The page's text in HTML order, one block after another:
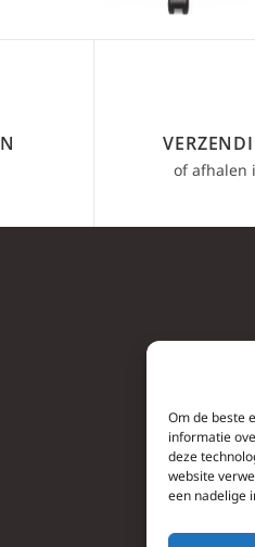
Om de beste
informatie
deze
website
een nadelige
of afhalen